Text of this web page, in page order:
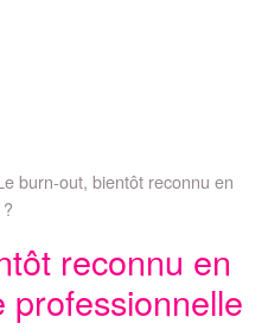
burn-out, bientôt reconnu en
reconnu en
professionnelle